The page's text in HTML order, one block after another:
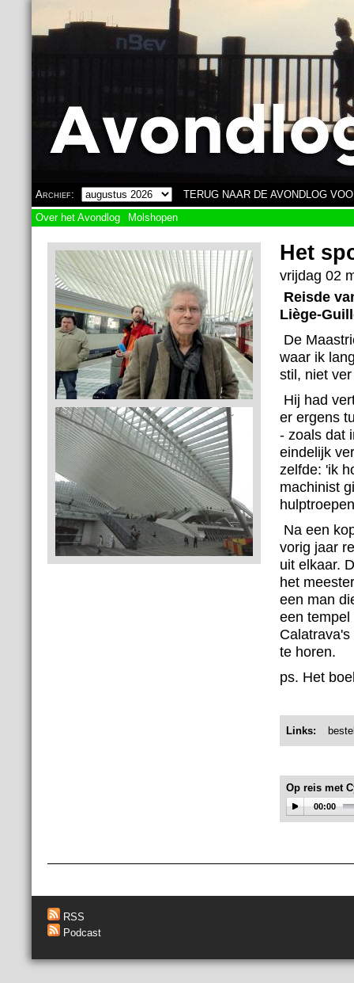
Overslaan en naar de algemene inhoud gaan
Archief:
TERUG NAAR DE AVONDLOG
Over het Avondlog
Molshopen
Het
vrijdag 02
Reisde
Liège-
De
waar ik
stil, niet
Hij had
er ergens
- zoals dat
eindelijk
zelfde: 'ik
machinist
Na een
vorig jaar
uit elkaar.
het
een man
een
te horen.
ps. Het
Links:
Op reis met
00:00
RSS
Podcast